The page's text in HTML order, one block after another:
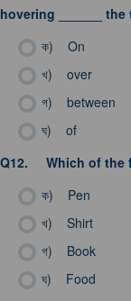
hovering ______ the
ক)
On
খ)
over
গ)
between
ঘ)
of
Q12.
Which of the
ক)
Pen
খ)
Shirt
গ)
Book
ঘ)
Food